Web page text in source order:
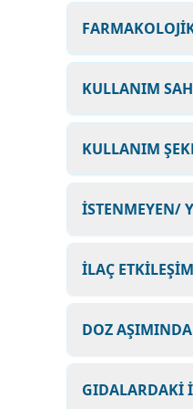
KULLANIM
KULLANIM
İSTENMEYEN/
İLAÇ
DOZ
GIDALARDAKİ